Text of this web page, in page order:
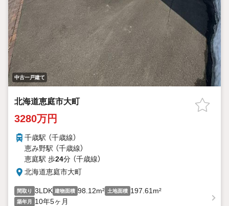
中古一戸建て
北海道恵庭市大町
3280万円
千歳駅 （千歳線）
恵み野駅 （千歳線）
恵庭駅 歩24分 （千歳線）
北海道恵庭市大町
間取り 3LDK 建物面積 98.12m² 土地面積 197.61m²
築年月 10年5ヶ月